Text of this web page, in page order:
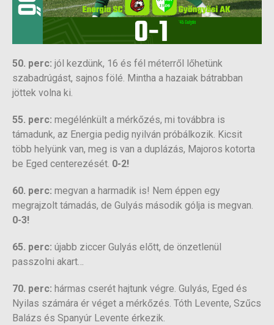
50. perc: jól kezdünk, 16 és fél méterről lőhetünk
szabadrúgást, sajnos fölé. Mintha a hazaiak bátrabban
jöttek volna ki.
55. perc: megélénkült a mérkőzés, mi továbbra is
támadunk, az Energia pedig nyilván próbálkozik. Kicsit
több helyünk van, meg is van a duplázás, Majoros kotorta
be Eged centerezését. 0-2!
60. perc: megvan a harmadik is! Nem éppen egy
megrajzolt támadás, de Gulyás második gólja is megvan.
0-3!
65. perc: újabb ziccer Gulyás előtt, de önzetlenül
passzolni akart…
70. perc: hármas cserét hajtunk végre. Gulyás, Eged és
Nyilas számára ér véget a mérkőzés. Tóth Levente, Szűcs
Balázs és Spanyúr Levente érkezik.